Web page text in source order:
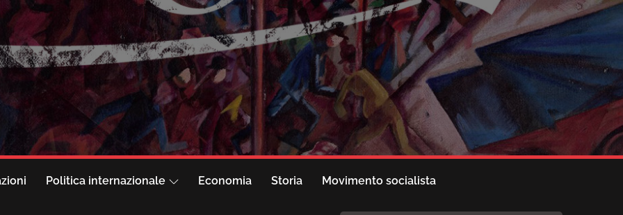
Politica internazionale Economia Storia Movimento socialista